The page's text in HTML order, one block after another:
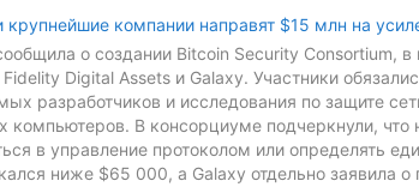
крупнейшие компании направят $15 млн на
о создании Bitcoin Security Consortium,
Fidelity Digital Assets и Galaxy. Участники
разработчиков и исследования по защите
компьютеров. В консорциуме подчеркнули, что
в управление протоколом или определять
ниже $65 000, а Galaxy отдельно заявила